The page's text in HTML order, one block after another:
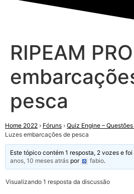
RIPEAM
pesca
Home 2022 › Fóruns › Quiz Engine –
Luzes embarcações de pesca
Este tópico contém 1 resposta, 2 vozes e
anos, 10 meses atrás por fabio.
Visualizando 1 resposta da discussão